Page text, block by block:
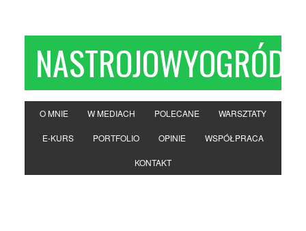
NASTROJOWYOGRÓD
O MNIE W MEDIACH POLECANE WARSZTATY
E-KURS PORTFOLIO OPINIE WSPÓŁPRACA
KONTAKT